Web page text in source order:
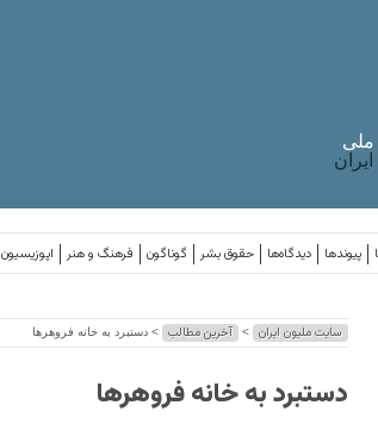
ملی
اپوزیسیون فرهنگ و هنر گوناگون حقوق بشر دیدگاه‌ها پیوندها
سایت ملیون ایران > آخرین مطالب > دستبرد به خانه فروهرها
دستبرد به خانه فروهرها